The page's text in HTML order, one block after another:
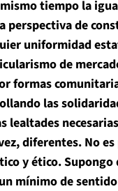
tiempo la
perspectiva de
uniformidad
de
formas
las
lealtades
diferentes. No
y ético.
mínimo de